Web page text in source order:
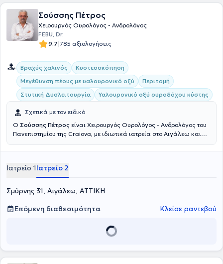
Σούσσης Πέτρος
Χειρουργός Ουρολόγος - Ανδρολόγος
FEBU, Dr.
9.7|785 αξιολογήσεις
Βραχύς χαλινός
Κυστεοσκόπηση
Μεγέθυνση πέους με υαλουρονικό οξύ
Περιτομή
Στυτική Δυσλειτουργία
Υαλουρονικό οξύ ουροδόχου κύστης
Σχετικά με τον ειδικό
Ο Σούσσης Πέτρος είναι Χειρουργός Ουρολόγος - Ανδρολόγος του
Πανεπιστημίου της Craiova, με ιδιωτικά ιατρεία στο Αιγάλεω και
αντιμετωπίζει ουρολογικές παθήσεις ανδρών και γυναικών.
αντιμετώπιση καλοήθους υπερπλασίας του προστάτη (TURis), στην
θεραπεία κονδυλωμάτων με εξάχνωση, καθώς και στην γυναικεία
ακράτεια. Το 1990-1994 θήτευσε στην Ουρολογική Κλινική του
Γενικού Νοσοκομείου Αθηνών "Ευαγγελισμός", μετέχοντας ενεργά
στο πρώτο Ανδρολογικό Ιατρείο σε Δημόσιο Νοσοκομείο στην
Ελλάδα με την καθοδήγηση του Dr. Κωνσταντινίδη Κωνσταντίνου.
Τέλος, ο γιατρός μέχρι σήμερα έχει συμμετάσχει με ανακοινώσεις
σε παγκόσμια, πανευρωπαϊκά και ελληνικά ουρολογικά συνέδρια
Ιατρείο 1Ιατρείο 2
Σμύρνης 31, Αιγάλεω, ΑΤΤΙΚΗ
Επόμενη διαθεσιμότητα
Κλείσε ραντεβού